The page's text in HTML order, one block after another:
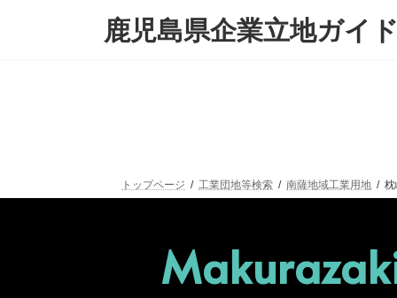
鹿児島県企業立地ガイ
トップページ 工業団地等検索 南薩地域工業用地